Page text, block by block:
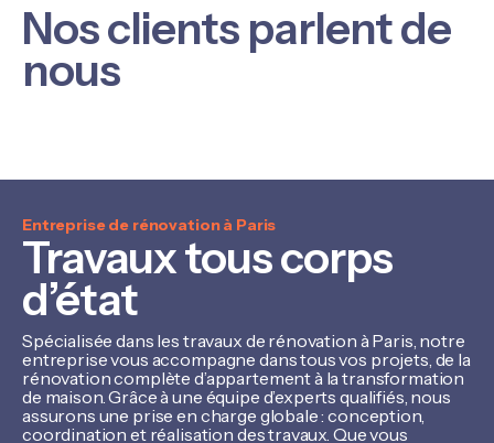
Nos clients parlent de
nous
Entreprise de rénovation à Paris
Travaux tous corps
d’état
Spécialisée dans les travaux de rénovation à Paris, notre
entreprise vous accompagne dans tous vos projets, de la
rénovation complète d’appartement à la transformation
de maison. Grâce à une équipe d’experts qualifiés, nous
assurons une prise en charge globale : conception,
coordination et réalisation des travaux. Que vous